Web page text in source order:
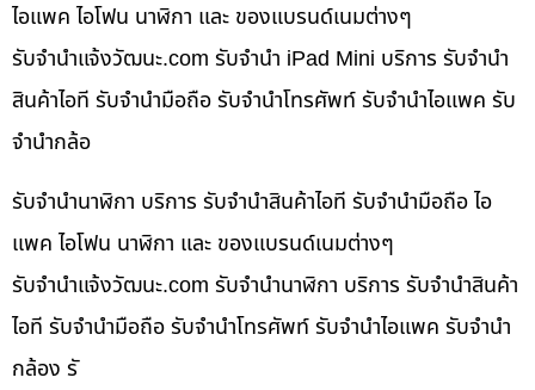
ไอแพค ไอโฟน นาฬิกา และ ของแบรนด์เนมต่างๆ
รับจํานําแจ้งวัฒนะ.com รับจำนำ iPad Mini บริการ รับจำนำ
สินค้าไอที รับจำนำมือถือ รับจำนำโทรศัพท์ รับจำนำไอแพค รับ
จำนำกล้อ
รับจำนำนาฬิกา บริการ รับจำนำสินค้าไอที รับจำนำมือถือ ไอ
แพค ไอโฟน นาฬิกา และ ของแบรนด์เนมต่างๆ
รับจํานําแจ้งวัฒนะ.com รับจำนำนาฬิกา บริการ รับจำนำสินค้า
ไอที รับจำนำมือถือ รับจำนำโทรศัพท์ รับจำนำไอแพค รับจำนำ
กล้อง รั